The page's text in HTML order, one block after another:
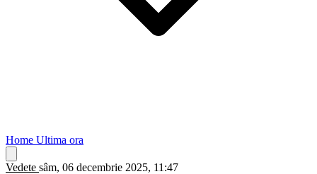
Home Ultima ora
Vedete sâm, 06 decembrie 2025, 11:47